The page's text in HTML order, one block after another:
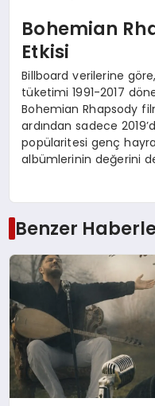
Bohemian
Etkisi
Billboard verilerine
tüketimi 1991-2017
Bohemian Rhapsody
ardından sadece
popülaritesi genç
albümlerinin değerini
Benzer